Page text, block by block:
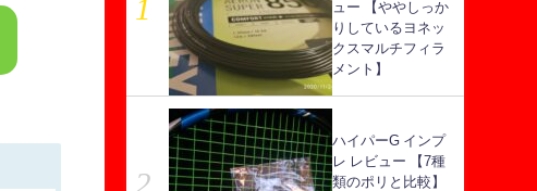
ュー 【ややしっか
りしているヨネッ
クスマルチフィラ
メント】
ハイパーG インプ
レ レビュー 【7種
類のポリと比較】